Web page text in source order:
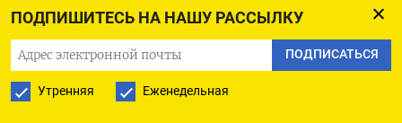
ПОДПИШИТЕСЬ НА НАШУ РАССЫЛКУ
ПОДПИСАТЬСЯ
Утренняя Еженедельная